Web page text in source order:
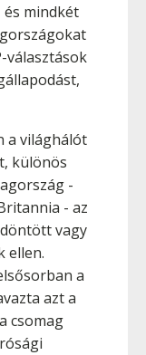
mindkét
választások
a világhálót
különös
-
- az
vagy
ellen.
a
azt a
csomag